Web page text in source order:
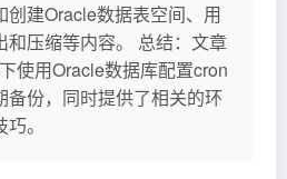
创建Oracle数据表空间、用
和压缩等内容。 总结：文章
使用Oracle数据库配置cron
备份，同时提供了相关的环
。